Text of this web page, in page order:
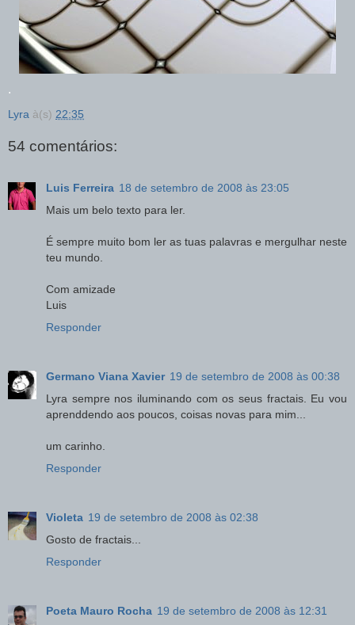
.
Lyra à(s) 22:35
54 comentários:
Luis Ferreira 18 de setembro de 2008 às 23:05
Mais um belo texto para ler.
É sempre muito bom ler as tuas palavras e mergulhar neste
teu mundo.
Com amizade
Luis
Responder
Germano Viana Xavier 19 de setembro de 2008 às 00:38
Lyra sempre nos iluminando com os seus fractais. Eu vou
aprenddendo aos poucos, coisas novas para mim...
um carinho.
Responder
Violeta 19 de setembro de 2008 às 02:38
Gosto de fractais...
Responder
Poeta Mauro Rocha 19 de setembro de 2008 às 12:31